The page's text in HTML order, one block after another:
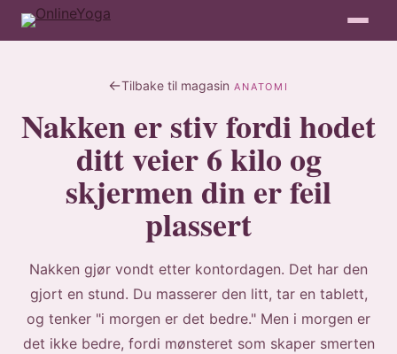
Tilbake til magasin ANATOMI
Nakken er stiv fordi hodet
ditt veier 6 kilo og
skjermen din er feil
plassert
Nakken gjør vondt etter kontordagen. Det har den
gjort en stund. Du masserer den litt, tar en tablett,
og tenker "i morgen er det bedre." Men i morgen er
det ikke bedre, fordi mønsteret som skaper smerten